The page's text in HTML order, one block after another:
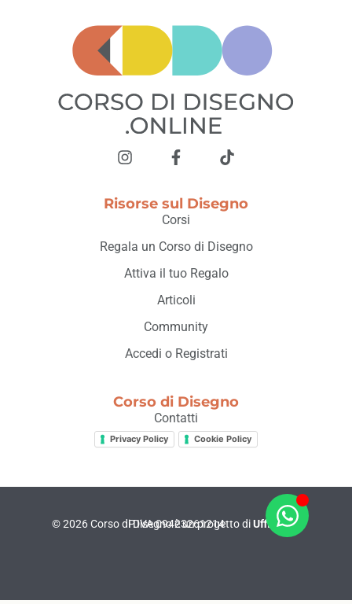
Risorse sul Disegno
Corsi
Regala un Corso di Disegno
Attiva il tuo Regalo
Articoli
Community
Accedi o Registrati
Corso di Disegno
Contatti
Privacy Policy Cookie Policy
© 2026 Corso di Disegno è un progetto diUfficio 01
P.IVA 09423261214